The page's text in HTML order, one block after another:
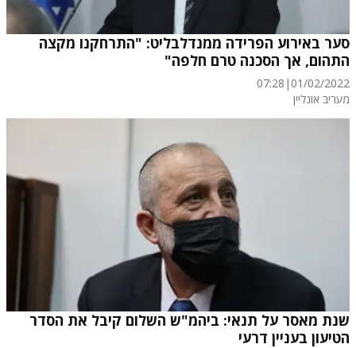
סער באירוע הפרידה ממנדלבליט: "התרחקנו מקצה
התהום, אך הסכנה טרם חלפה"
01/02/2022
|
07:28
מעריב אונליין
שנת מאסר על תנאי: ביהמ"ש השלום קיבל את הסדר
הטיעון בעניין דרעי